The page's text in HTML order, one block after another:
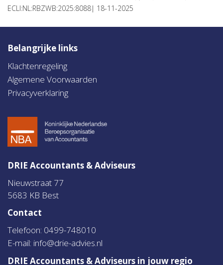
ECLI:NL:RBZWB:2025:8088| 18-11-2025
Belangrijke links
Klachtenregeling
Algemene Voorwaarden
Privacyverklaring
DRIE Accountants & Adviseurs
Nieuwstraat 77
5683 KB Best
Contact
Telefoon: 0499-748010
E-mail: info@drie-advies.nl
DRIE Accountants & Adviseurs in jouw regio